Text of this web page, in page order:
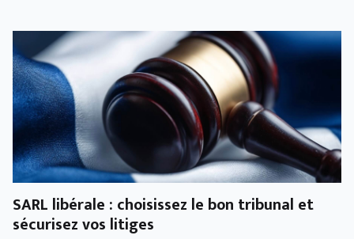
SARL libérale : choisissez le bon tribunal et
sécurisez vos litiges